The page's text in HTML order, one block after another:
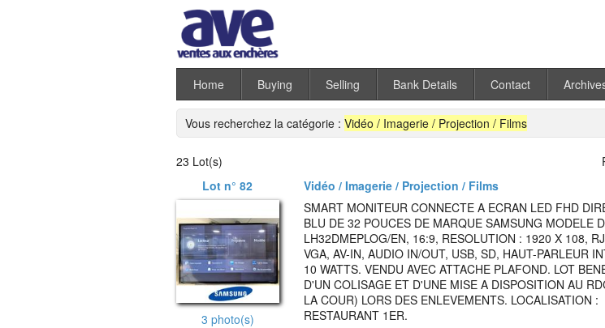
Home Buying Selling Bank Details Contact
Vous recherchez la catégorie : Vidéo / Imagerie / Projection / Films
23 Lot(s)
Lot n° 82
Vidéo / Imagerie / Projection / Films
3 photo(s)
SMART MONITEUR CONNECTE A ECRAN LED FHD
BLU DE 32 POUCES DE MARQUE SAMSUNG MODELE
LH32DMEPLOG/EN, 16:9, RESOLUTION : 1920 X 108,
VGA, AV-IN, AUDIO IN/OUT, USB, SD, HAUT-PARLEUR
10 WATTS. VENDU AVEC ATTACHE PLAFOND. LOT
D'UN COLISAGE ET D'UNE MISE A DISPOSITION AU
LA COUR) LORS DES ENLEVEMENTS. LOCALISATION :
RESTAURANT 1ER.